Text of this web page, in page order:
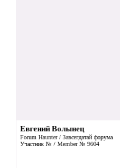
Евгений Волынец
Forum Haunter / Завсегдатай форума
Участник № / Member № 9604